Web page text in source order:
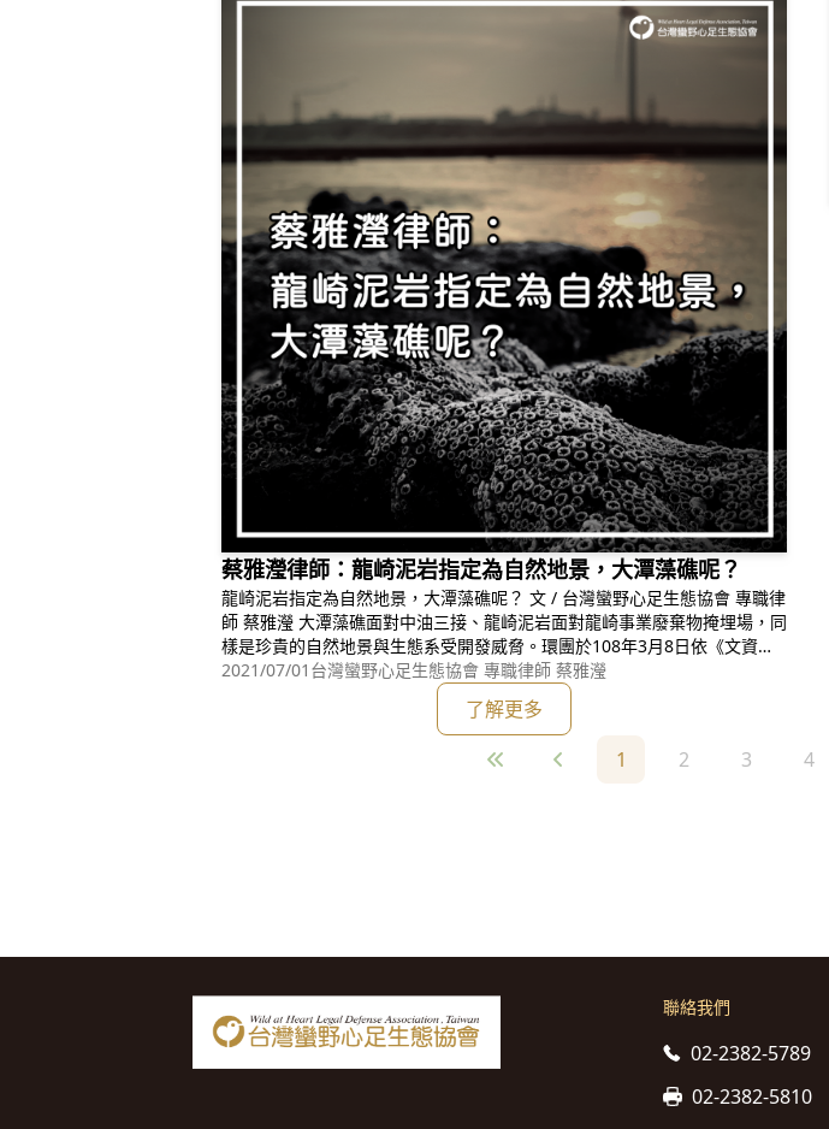
蔡雅瀅律師：龍崎泥岩指定為自然地景，大潭藻礁呢？
龍崎泥岩指定為自然地景，大潭藻礁呢？ 文 / 台灣蠻野心足生態協會 專職律
師 蔡雅瀅 大潭藻礁面對中油三接、龍崎泥岩面對龍崎事業廢棄物掩埋場，同
樣是珍貴的自然地景與生態系受開發威脅。環團於108年3月8日依《文資
法》提報龍崎牛埔泥岩惡地具自然地景價值，台南市政府歷經2年多，於今(1
10)年4月14日審議通過指定自然地景(自然保留區及地質公園)[1]；而環團於1
2021/07/01 台灣蠻野心足生態協會 專職律師 蔡雅瀅
了解更多
1 2 3 4
聯絡我們
02-2382-5789
02-2382-5810